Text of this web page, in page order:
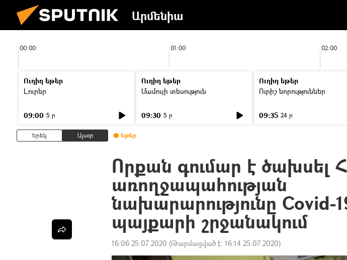
Արմենիա
00:00 01:00 02:00
Ուղիղ եթեր
Լուրեր
09:00 5 ր
Ուղիղ եթեր
Մամուլի տեսություն
09:30 5 ր
Ուղիղ եթեր
Ուրիշ նորություններ
09:35 24 ր
Երեկ Այսօր Եթեր
Որքան գումար է ծախսել
առողջապահության
նախարարությունը Covid-
պայքարի շրջանակում
16:06 25.07.2020 (Թարմացված է: 16:14 25.07.2020)